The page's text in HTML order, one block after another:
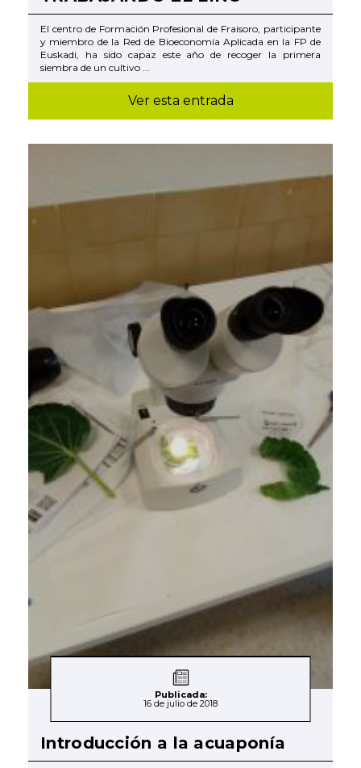
El centro de Formación Profesional de Fraisoro, participante
y miembro de la Red de Bioeconomía Aplicada en la FP de
Euskadi, ha sido capaz este año de recoger la primera
siembra de un cultivo ...
Ver esta entrada
Publicada:
16 de julio de 2018
Introducción a la acuaponía